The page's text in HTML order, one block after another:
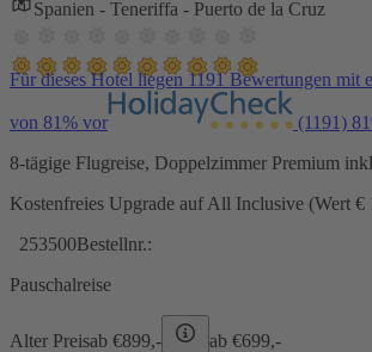
Spanien - Teneriffa - Puerto de la Cruz
Für dieses Hotel liegen 1191 Bewertungen mit
von 81% vor (1191)
8-tägige Flugreise, Doppelzimmer Premium
Kostenfreies Upgrade auf All Inclusive (Wert
253500Bestellnr.:
Pauschalreise
Alter Preisab €899,- ab €699,-